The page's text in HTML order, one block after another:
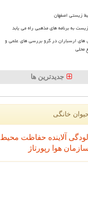
زیستی اصفهان
به برنامه های مذهبی راه می یابد
های ارسباران در گرو بررسی های علمی و
محلی
جدیدترین ها
خانگی
آلودگی آلاینده حفاظت محیط
سازمان هوا رپورتاژ